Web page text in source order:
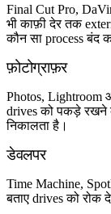
Final Cut Pro,
भी काफ़ी देर तक
कौन सा process बंद
फ़ोटोग्राफ़र
Photos, Lightroom
drives को पकड़े रखने
निकालता है।
डेवलपर
Time Machine,
बताए drives को रोक